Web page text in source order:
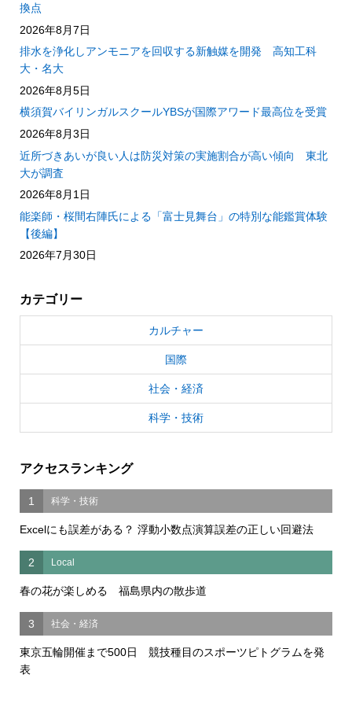
換点
2026年8月7日
排水を浄化しアンモニアを回収する新触媒を開発 高知工科
大・名大
2026年8月5日
横須賀バイリンガルスクールYBSが国際アワード最高位を受賞
2026年8月3日
近所づきあいが良い人は防災対策の実施割合が高い傾向 東北
大が調査
2026年8月1日
能楽師・桜間右陣氏による「富士見舞台」の特別な能鑑賞体験
【後編】
2026年7月30日
カテゴリー
カルチャー
国際
社会・経済
科学・技術
アクセスランキング
1 科学・技術
Excelにも誤差がある？ 浮動小数点演算誤差の正しい回避法
2 Local
春の花が楽しめる 福島県内の散歩道
3 社会・経済
東京五輪開催まで500日 競技種目のスポーツピトグラムを発
表